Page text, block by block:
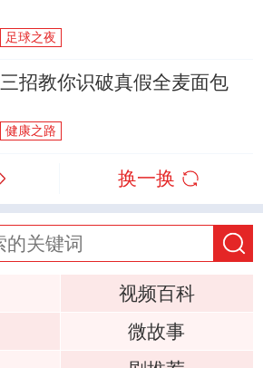
足球之夜
三招教你识破真假全麦面包
健康之路
换一换
视频百科
微故事